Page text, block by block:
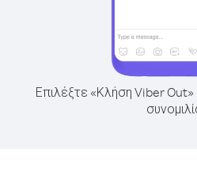
Επιλέξτε «Κλήση Viber